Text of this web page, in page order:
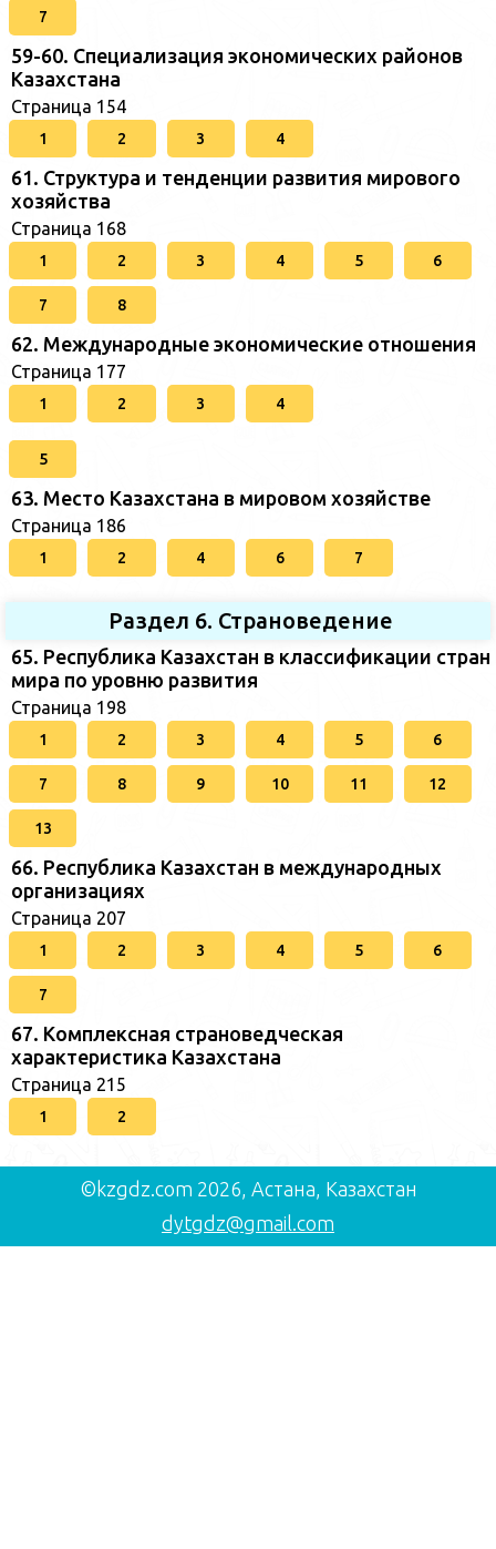
7
59-60. Специализация экономических районов
Казахстана
Страница 154
1 2 3 4
61. Структура и тенденции развития мирового
хозяйства
Страница 168
1 2 3 4 5 6
7 8
62. Международные экономические отношения
Страница 177
1 2 3 4
5
63. Место Казахстана в мировом хозяйстве
Страница 186
1 2 4 6 7
Раздел 6. Страноведение
65. Республика Казахстан в классификации стран
мира по уровню развития
Страница 198
1 2 3 4 5 6
7 8 9 10 11 12
13
66. Республика Казахстан в международных
организациях
Страница 207
1 2 3 4 5 6
7
67. Комплексная страноведческая
характеристика Казахстана
Страница 215
1 2
©kzgdz.com 2026, Астана, Казахстан
dytgdz@gmail.com